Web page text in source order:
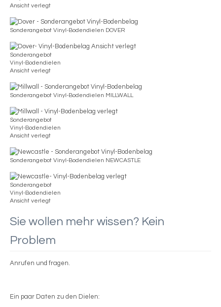
Ansicht verlegt
Sonderangebot Vinyl-Bodendielen DOVER
Sonderangebot
Vinyl-Bodendielen
Ansicht verlegt
Sonderangebot Vinyl-Bodendielen MILLWALL
Sonderangebot
Vinyl-Bodendielen
Ansicht verlegt
Sonderangebot Vinyl-Bodendielen NEWCASTLE
Sonderangebot
Vinyl-Bodendielen
Ansicht verlegt
Sie wollen mehr wissen? Kein
Problem
Anrufen und fragen.
Ein paar Daten zu den Dielen: